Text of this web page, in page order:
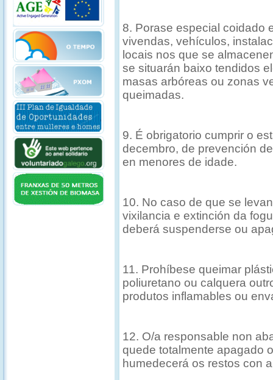
8. Porase especial coidado
vivendas, vehículos,
locais nos que se
se situarán baixo tendidos
masas arbóreas ou zonas
queimadas.
9. É obrigatorio cumprir o
decembro, de prevención
en menores de idade.
10. No caso de que se
vixilancia e extinción da
deberá suspenderse ou
11. Prohíbese queimar
poliuretano ou calquera
produtos inflamables ou
12. O/a responsable non
quede totalmente apagado
humedecerá os restos con